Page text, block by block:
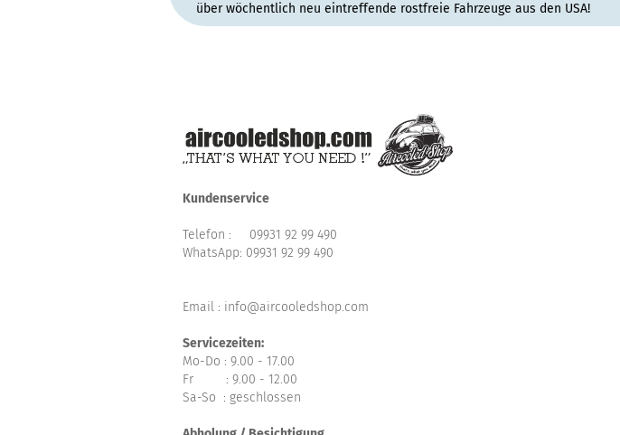
über wöchentlich neu eintreffende rostfreie Fahrzeuge aus den USA!
Kundenservice
Telefon : 09931 92 99 490
WhatsApp: 09931 92 99 490
Email : info@aircooledshop.com
Servicezeiten:
Mo-Do : 9.00 - 17.00
Fr : 9.00 - 12.00
Sa-So : geschlossen